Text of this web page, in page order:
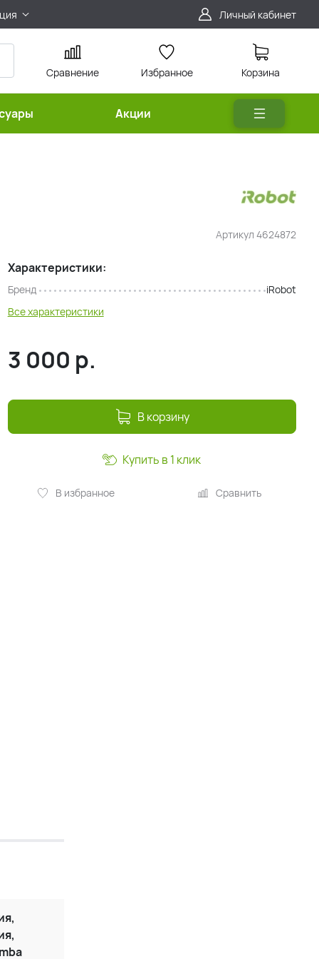
Личный кабинет
Сравнение Избранное Корзина
Акции
Артикул 4624872
Характеристики:
Бренд
iRobot
Все характеристики
3 000 р.
В корзину
В избранное Сравнить
Купить в 1 клик